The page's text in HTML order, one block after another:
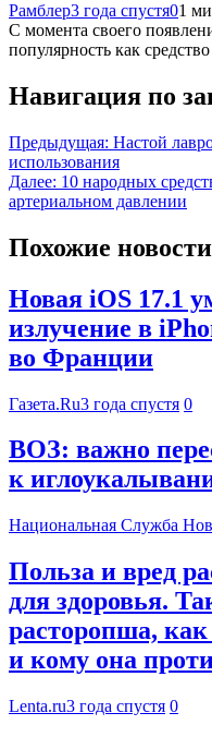
Рамблер3 года спустя01
С момента своего
популярность как
Навигация по
Предыдущая: Настой
использования
Далее: 10 народных
артериальном давлении
Похожие новости
Новая iOS 17.1
излучение в
во Франции
Газета.Ru3 года спустя 0
ВОЗ: важно
к
Национальная Служба
Польза и вред
для здоровья.
расторопша,
и кому она
Lenta.ru3 года спустя 0